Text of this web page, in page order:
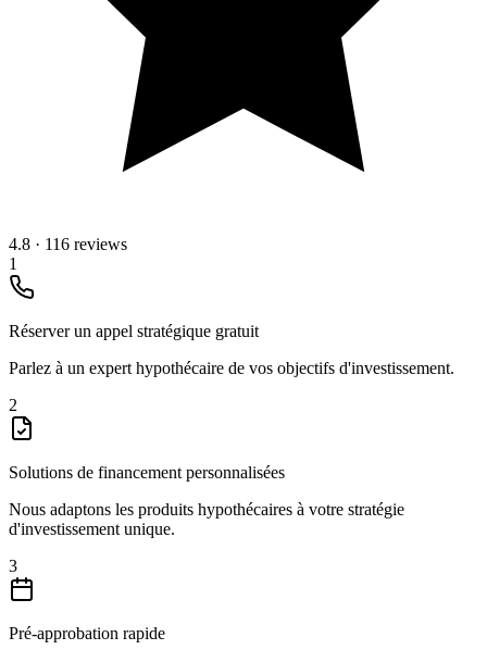
4.8 · 116 reviews
1
Réserver un appel stratégique gratuit
Parlez à un expert hypothécaire de vos objectifs d'investissement.
2
Solutions de financement personnalisées
Nous adaptons les produits hypothécaires à votre stratégie
d'investissement unique.
3
Pré-approbation rapide